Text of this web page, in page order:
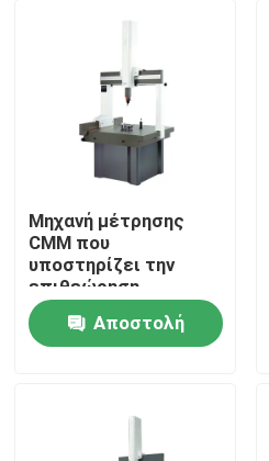
Σπίτι
Μηχανή μέτρησης
CMM που
υποστηρίζει την
επιθεώρηση
σύνθετων
εξαρτημάτων και την
επαλήθευση
επεξεργασίας
Αποστολή